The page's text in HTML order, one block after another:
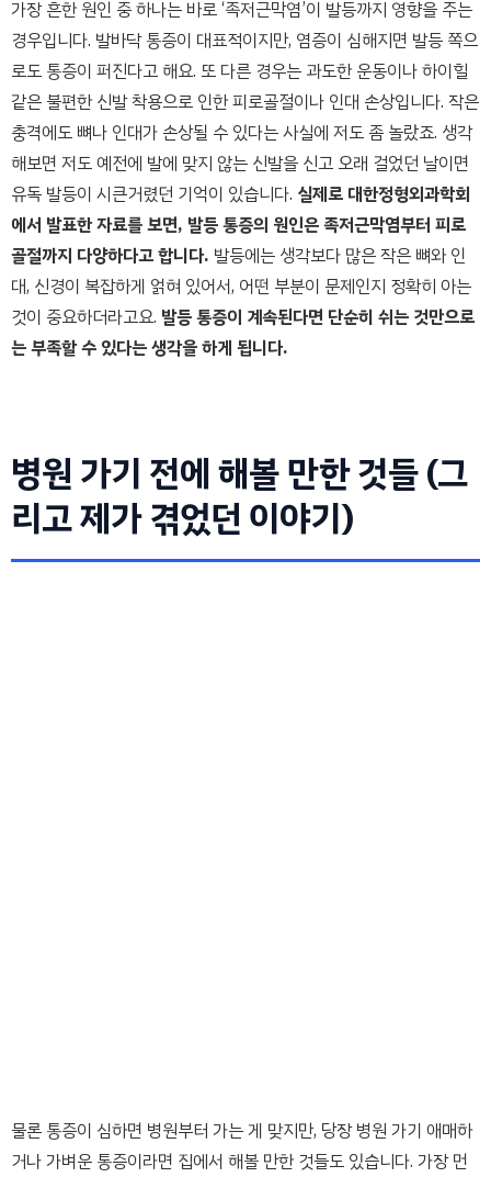
가장 흔한 원인 중 하나는 바로 ‘족저근막염’이 발등까지 영향을 주는
경우입니다. 발바닥 통증이 대표적이지만, 염증이 심해지면 발등 쪽으
로도 통증이 퍼진다고 해요. 또 다른 경우는 과도한 운동이나 하이힐
같은 불편한 신발 착용으로 인한 피로골절이나 인대 손상입니다. 작은
충격에도 뼈나 인대가 손상될 수 있다는 사실에 저도 좀 놀랐죠. 생각
해보면 저도 예전에 발에 맞지 않는 신발을 신고 오래 걸었던 날이면
유독 발등이 시큰거렸던 기억이 있습니다. 실제로 대한정형외과학회
에서 발표한 자료를 보면, 발등 통증의 원인은 족저근막염부터 피로
골절까지 다양하다고 합니다. 발등에는 생각보다 많은 작은 뼈와 인
대, 신경이 복잡하게 얽혀 있어서, 어떤 부분이 문제인지 정확히 아는
것이 중요하더라고요. 발등 통증이 계속된다면 단순히 쉬는 것만으로
는 부족할 수 있다는 생각을 하게 됩니다.
병원 가기 전에 해볼 만한 것들 (그
리고 제가 겪었던 이야기)
물론 통증이 심하면 병원부터 가는 게 맞지만, 당장 병원 가기 애매하
거나 가벼운 통증이라면 집에서 해볼 만한 것들도 있습니다. 가장 먼